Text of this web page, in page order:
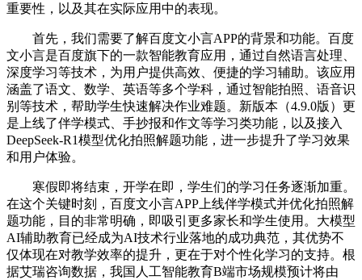
重要性，以及其在实际应用中的表现。
首先，我们需要了解百度文小言APP的背景和功能。百度
文小言是百度旗下的一款智能教育应用，通过自然语言处理、
深度学习等技术，为用户提供高效、便捷的学习辅助。该应用
涵盖了语文、数学、英语等多个学科，通过智能拍照、语音识
别等技术，帮助学生快速解决作业难题。新版本（4.9.0版）更
是上线了伴学模式、手抄报和作文等学习类功能，以及接入
DeepSeek-R1模型优化拍照解题功能，进一步提升了学习效果
和用户体验。
寒假即将结束，开学在即，学生们的学习任务逐渐加重。
在这个关键时刻，百度文小言APP上线伴学模式并优化拍照解
题功能，目的非常明确，即吸引更多家长和学生使用。大模型
AI辅助教育已经成为AI技术行业落地的成功典范，其优势不
仅体现在对教学效率的提升，更在于对个性化学习的支持。根
据艾瑞咨询数据，我国人工智能教育B端市场规模预计将由